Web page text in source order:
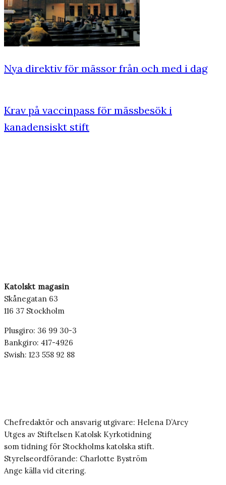
Nya direktiv för mässor från och med i dag
Krav på vaccinpass för mässbesök i
kanadensiskt stift
Katolskt magasin
Skånegatan 63
116 37 Stockholm
Plusgiro: 36 99 30-3
Bankgiro: 417-4926
Swish: 123 558 92 88
Chefredaktör och ansvarig utgivare: Helena D’Arcy
Utges av Stiftelsen Katolsk Kyrkotidning
som tidning för Stockholms katolska stift.
Styrelseordförande: Charlotte Byström
Ange källa vid citering.